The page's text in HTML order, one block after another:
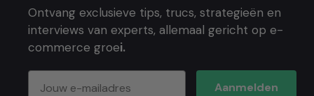
Ontvang exclusieve tips, trucs, strategieën en
interviews van experts, allemaal gericht op e-
commerce groei.
Aanmelden